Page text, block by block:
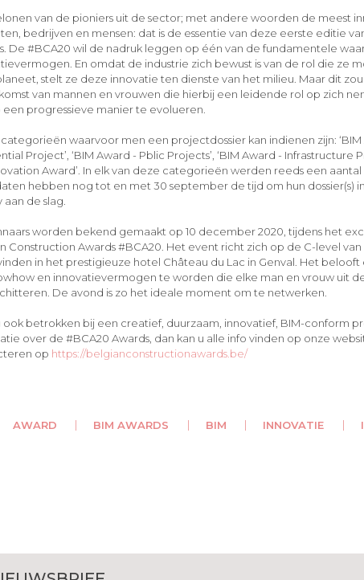
van de pioniers uit de sector; met andere woorden de meest
bedrijven en mensen: dat is de essentie van deze eerste editie
De #BCA20 wil de nadruk leggen op één van de fundamentele
En omdat de industrie zich bewust is van de rol die ze
stelt ze deze innovatie ten dienste van het milieu. Maar dit
van mannen en vrouwen die hierbij een leidende rol op zich
een progressieve manier te evolueren.
waarvoor men een projectdossier kan indienen zijn: ‘BIM
Project’, ‘BIM Award - Pblic Projects’, ‘BIM Award - Infrastructure
Award’. In elk van deze categorieën werden reeds een
hebben nog tot en met 30 september de tijd om hun dossier(s)
aan de slag.
worden bekend gemaakt op 10 december 2020, tijdens het
Construction Awards #BCA20. Het event richt zich op de C-level
in het prestigieuze hotel Château du Lac in Genval. Het
en innovatievermogen te worden die elke man en vrouw uit
De avond is zo het ideale moment om te netwerken.
ook betrokken bij een creatief, duurzaam, innovatief, BIM-conform
over de #BCA20 Awards, dan kan u alle info vinden op onze
op https://belgianconstructionawards.be/
AWARD BIM AWARDS BIM INNOVATIE